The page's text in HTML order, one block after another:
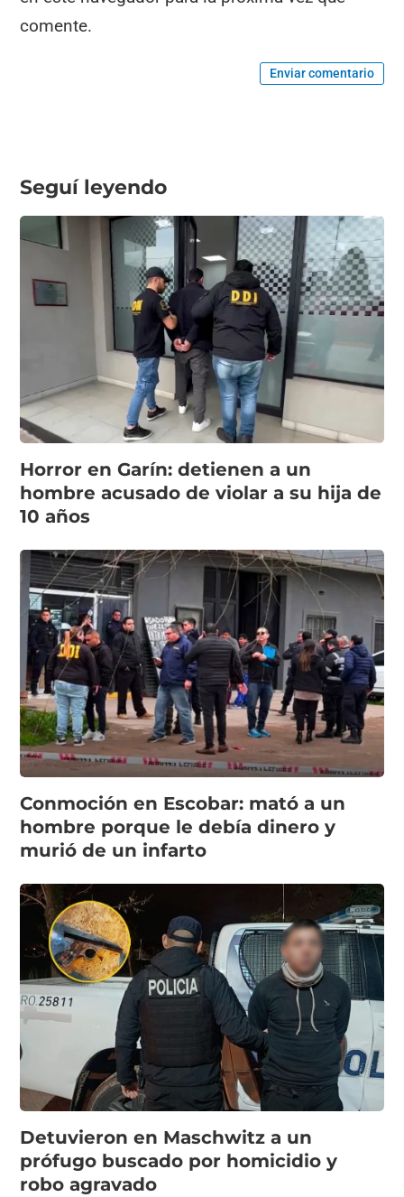
comente.
Enviar comentario
Seguí leyendo
Horror en Garín: detienen a un
hombre acusado de violar a su hija de
10 años
Conmoción en Escobar: mató a un
hombre porque le debía dinero y
murió de un infarto
Detuvieron en Maschwitz a un
prófugo buscado por homicidio y
robo agravado